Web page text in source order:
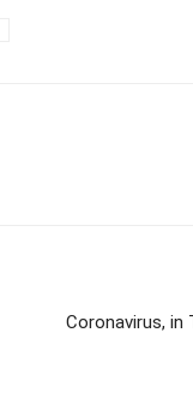
Coronavirus, in